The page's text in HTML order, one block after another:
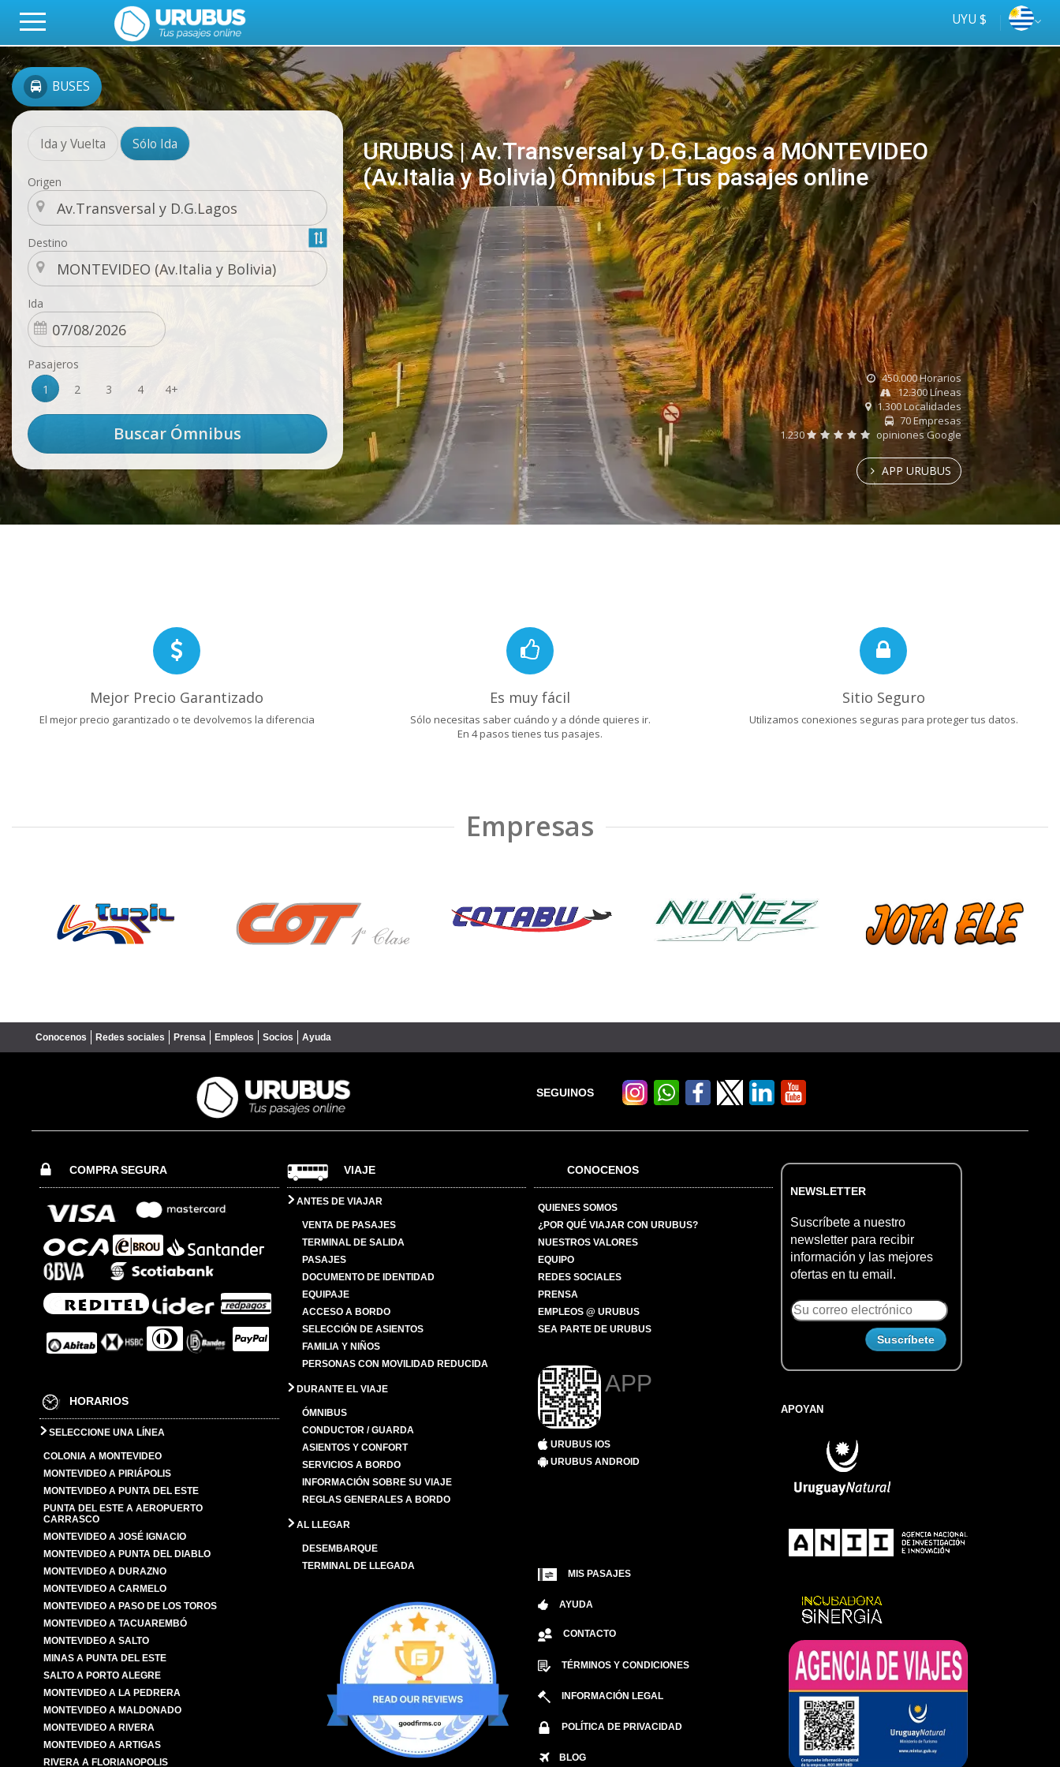
UYU $
BUSES
Ida y Vuelta Sólo Ida
Origen
Destino
Ida
Pasajeros
1
2 3 4 4+
URUBUS | Av.Transversal y D.G.Lagos a MONTEVIDEO
(Av.Italia y Bolivia) Ómnibus | Tus pasajes online
online
Tus
ómnibus
450.000 Horarios
12.300 Líneas
1.300 Localidades
70 Empresas
1.230
opiniones Google
APP URUBUS
Mejor Precio Garantizado
El mejor precio garantizado o te devolvemos la diferencia
Es muy fácil
Sólo necesitas saber cuándo y a dónde quieres ir.
En 4 pasos tienes tus pasajes.
Sitio Seguro
Utilizamos conexiones seguras para proteger tus datos.
Empresas
Conocenos Redes sociales Prensa Empleos Socios Ayuda
SEGUINOS
COMPRA SEGURA
HORARIOS
SELECCIONE UNA LÍNEA
COLONIA A MONTEVIDEO
MONTEVIDEO A PIRIÁPOLIS
MONTEVIDEO A PUNTA DEL ESTE
PUNTA DEL ESTE A AEROPUERTO
CARRASCO
MONTEVIDEO A JOSÉ IGNACIO
MONTEVIDEO A PUNTA DEL DIABLO
MONTEVIDEO A DURAZNO
MONTEVIDEO A CARMELO
MONTEVIDEO A PASO DE LOS TOROS
MONTEVIDEO A TACUAREMBÓ
MONTEVIDEO A SALTO
MINAS A PUNTA DEL ESTE
SALTO A PORTO ALEGRE
MONTEVIDEO A LA PEDRERA
MONTEVIDEO A MALDONADO
MONTEVIDEO A RIVERA
MONTEVIDEO A ARTIGAS
RIVERA A FLORIANOPOLIS
VIAJE
ANTES DE VIAJAR
VENTA DE PASAJES
TERMINAL DE SALIDA
PASAJES
DOCUMENTO DE IDENTIDAD
EQUIPAJE
ACCESO A BORDO
SELECCIÓN DE ASIENTOS
FAMILIA Y NIÑOS
PERSONAS CON MOVILIDAD REDUCIDA
DURANTE EL VIAJE
ÓMNIBUS
CONDUCTOR / GUARDA
ASIENTOS Y CONFORT
SERVICIOS A BORDO
INFORMACIÓN SOBRE SU VIAJE
REGLAS GENERALES A BORDO
AL LLEGAR
DESEMBARQUE
TERMINAL DE LLEGADA
CONOCENOS
QUIENES SOMOS
¿POR QUÉ VIAJAR CON URUBUS?
NUESTROS VALORES
EQUIPO
REDES SOCIALES
PRENSA
EMPLEOS @ URUBUS
SEA PARTE DE URUBUS
APP
URUBUS IOS
URUBUS ANDROID
MIS PASAJES
AYUDA
CONTACTO
TÉRMINOS Y CONDICIONES
INFORMACIÓN LEGAL
POLÍTICA DE PRIVACIDAD
BLOG
NEWSLETTER
Suscríbete a nuestro
newsletter para recibir
información y las mejores
ofertas en tu email.
APOYAN